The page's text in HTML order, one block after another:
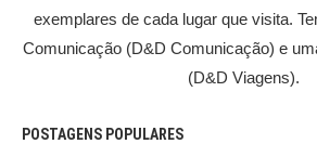
exemplares de cada lugar que visita.
Comunicação (D&D Comunicação) e
(D&D Viagens).
POSTAGENS POPULARES